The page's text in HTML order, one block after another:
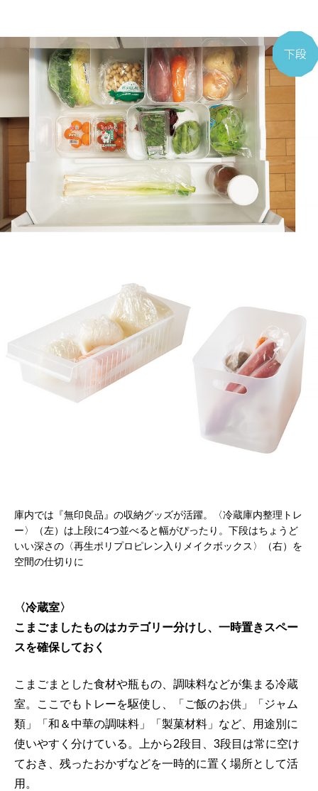
庫内では『無印良品』の収納グッズが活躍。〈冷蔵庫内整理トレ
ー〉（左）は上段に4つ並べると幅がぴったり。下段はちょうど
いい深さの〈再生ポリプロピレン入りメイクボックス〉（右）を
空間の仕切りに
〈冷蔵室〉
こまごましたものはカテゴリー分けし、一時置きスペー
スを確保しておく
こまごまとした食材や瓶もの、調味料などが集まる冷蔵
室。ここでもトレーを駆使し、「ご飯のお供」「ジャム
類」「和＆中華の調味料」「製菓材料」など、用途別に
使いやすく分けている。上から2段目、3段目は常に空け
ておき、残ったおかずなどを一時的に置く場所として活
用。